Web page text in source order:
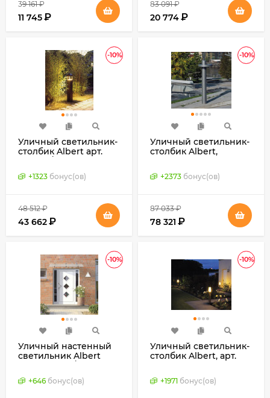
39 161 ₽
11 745₽
83 091 ₽
20 774₽
-10%
Уличный светильник-
столбик Albert арт.
(Германия)
+1323 бонус(ов)
48 512 ₽
43 662₽
-10%
Уличный светильник-
столбик Albert,
(Германия)
+2373 бонус(ов)
87 033 ₽
78 321 ₽
-10%
Уличный настенный
светильник Albert
(Германия)
+646 бонус(ов)
-10%
Уличный светильник-
столбик Albert, арт.
+1971 бонус(ов)